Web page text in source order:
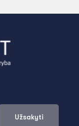
Užsakyti